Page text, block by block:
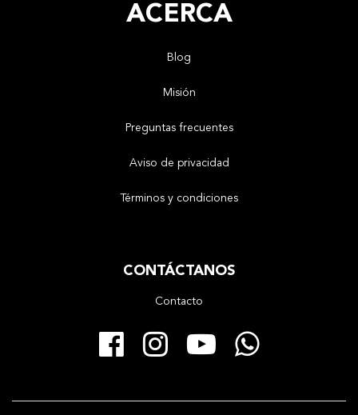
ACERCA
Blog
Misión
Preguntas frecuentes
Aviso de privacidad
Términos y condiciones
CONTÁCTANOS
Contacto
Facebook
Instagram
YouTube